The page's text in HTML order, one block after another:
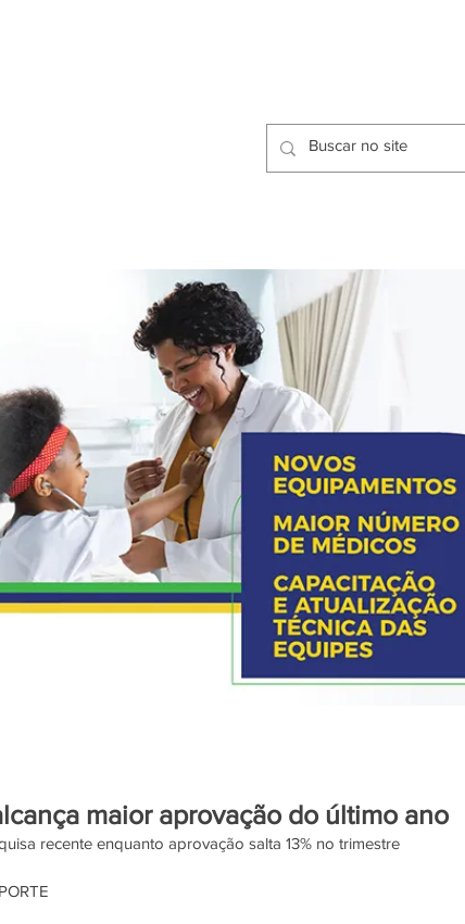
maior aprovação do último ano
recente enquanto aprovação salta 13% no trimestre